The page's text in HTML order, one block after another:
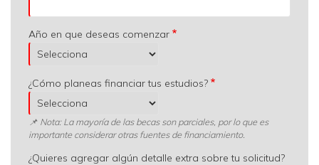
Año en que deseas comenzar
¿Cómo planeas financiar tus estudios?
📌 Nota: La mayoría de las becas son parciales, por lo que es
importante considerar otras fuentes de financiamiento.
¿Quieres agregar algún detalle extra sobre tu solicitud?